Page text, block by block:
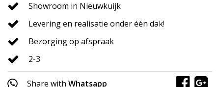
Showroom in Nieuwkuijk
Levering en realisatie onder één dak!
Bezorging op afspraak
2-3
Share with Whatsapp